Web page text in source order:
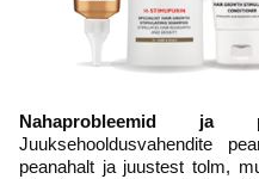
Nahaprobleemid ja
Juuksehooldusvahendite
peanahalt ja juustest tolm,